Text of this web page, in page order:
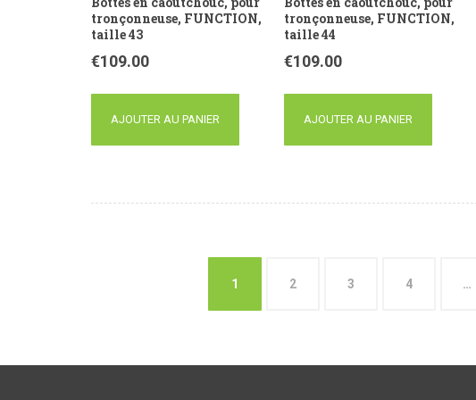
tronçonneuse, FUNCTION,
taille 43
€109.00
AJOUTER AU PANIER
tronçonneuse, FUNCTION,
taille 44
€109.00
AJOUTER AU PANIER
1 2 3 4 …